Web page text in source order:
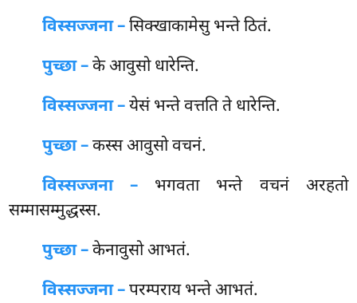
विस्सज्जना –सिक्खाकामेसु भन्ते ठितं.
पुच्छा –के आवुसो धारेन्ति.
विस्सज्जना –येसं भन्ते वत्तति ते धारेन्ति.
पुच्छा –कस्स आवुसो वचनं.
विस्सज्जना – भगवता भन्ते वचनं अरहतो
सम्मासम्मुद्धस्स.
पुच्छा –केनावुसोआभतं.
विस्सज्जना –परम्पराय भन्ते आभतं.